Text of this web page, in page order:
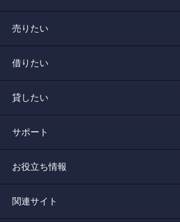
売りたい
借りたい
貸したい
サポート
お役立ち情報
関連サイト